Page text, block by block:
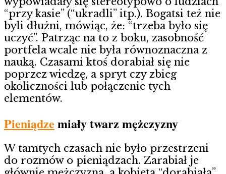
“przy kasie” (“ukradli” itp.). Bogatsi też nie
byli dłużni, mówiąc, że: “trzeba było się
uczyć”. Patrząc na to z boku, zasobność
portfela wcale nie była równoznaczna z
nauką. Czasami ktoś dorabiał się nie
poprzez wiedzę, a spryt czy zbieg
okoliczności lub połączenie tych
elementów.
Pieniądze miały twarz mężczyzny
W tamtych czasach nie było przestrzeni
do rozmów o pieniądzach. Zarabiał je